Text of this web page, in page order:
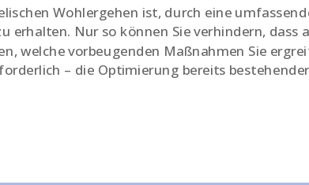
Wohlergehen ist, durch eine
erhalten. Nur so können Sie verhindern,
welche vorbeugenden Maßnahmen Sie
– die Optimierung bereits